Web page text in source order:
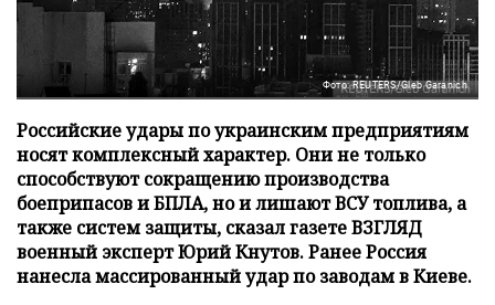
Фото: REUTERS/Gleb Garanich
Российские удары по украинским предприятиям
носят комплексный характер. Они не только
способствуют сокращению производства
боеприпасов и БПЛА, но и лишают ВСУ топлива, а
также систем защиты, сказал газете ВЗГЛЯД
военный эксперт Юрий Кнутов. Ранее Россия
нанесла массированный удар по заводам в Киеве.